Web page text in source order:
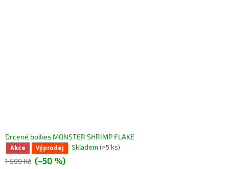
Drcené boilies MONSTER SHRIMP FLAKE
Akce Výprodej Skladem (>5 ks)
1 599 Kč (–50 %)